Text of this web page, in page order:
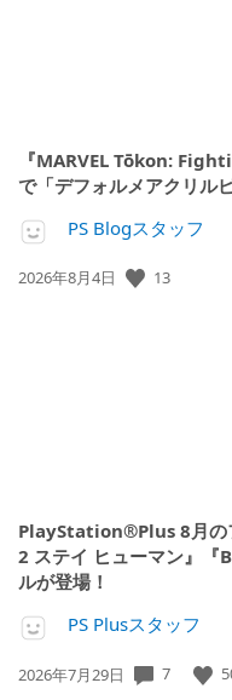
『MARVEL Tōkon:
で「デフォルメアクリル
PS Blogスタッフ
公
2026年8月4日 13
PlayStation®Plus 8月の
2 ステイ ヒューマン』『
ルが登場！
PS Plusスタッフ
公
2026年7月29日 7